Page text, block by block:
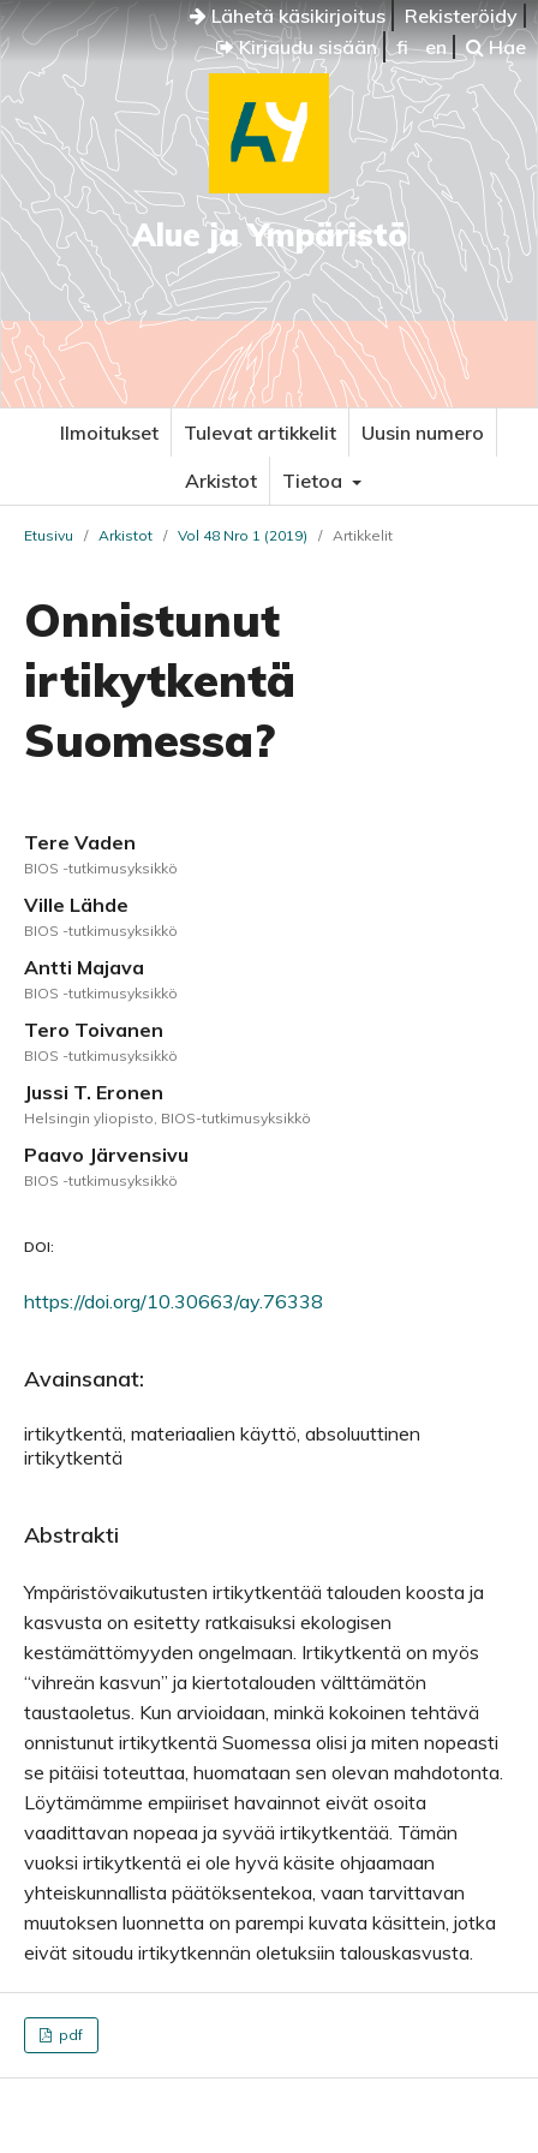
Lähetä käsikirjoitus
Rekisteröidy
Kirjaudu sisään
fi en Hae
Alue ja Ympäristö
Ilmoitukset Tulevat artikkelit
Uusin numero
Arkistot
Tietoa
Etusivu / Arkistot / Vol 48 Nro 1 (2019) / Artikkelit
Onnistunut
irtikytkentä
Suomessa?
Tere Vaden
BIOS -tutkimusyksikkö
Ville Lähde
BIOS -tutkimusyksikkö
Antti Majava
BIOS -tutkimusyksikkö
Tero Toivanen
BIOS -tutkimusyksikkö
Jussi T. Eronen
Helsingin yliopisto, BIOS-tutkimusyksikkö
Paavo Järvensivu
BIOS -tutkimusyksikkö
DOI:
https://doi.org/10.30663/ay.76338
Avainsanat:
irtikytkentä, materiaalien käyttö, absoluuttinen
irtikytkentä
Abstrakti
Ympäristövaikutusten irtikytkentää talouden koosta ja
kasvusta on esitetty ratkaisuksi ekologisen
kestämättömyyden ongelmaan. Irtikytkentä on myös
“vihreän kasvun” ja kiertotalouden välttämätön
taustaoletus. Kun arvioidaan, minkä kokoinen tehtävä
onnistunut irtikytkentä Suomessa olisi ja miten nopeasti
se pitäisi toteuttaa, huomataan sen olevan mahdotonta.
Löytämämme empiiriset havainnot eivät osoita
vaadittavan nopeaa ja syvää irtikytkentää. Tämän
vuoksi irtikytkentä ei ole hyvä käsite ohjaamaan
yhteiskunnallista päätöksentekoa, vaan tarvittavan
muutoksen luonnetta on parempi kuvata käsittein, jotka
eivät sitoudu irtikytkennän oletuksiin talouskasvusta.
pdf